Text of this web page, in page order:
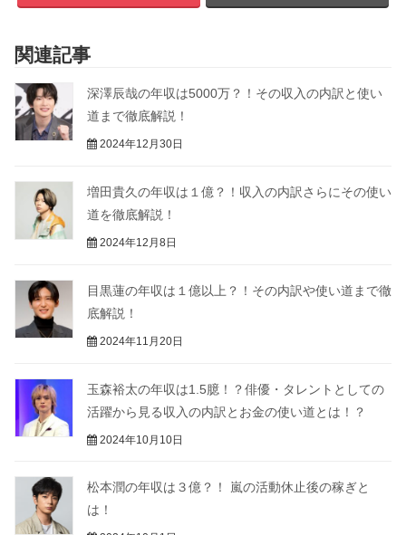
関連記事
深澤辰哉の年収は5000万？！その収入の内訳と使い
道まで徹底解説！
2024年12月30日
増田貴久の年収は１億？！収入の内訳さらにその使い
道を徹底解説！
2024年12月8日
目黒蓮の年収は１億以上？！その内訳や使い道まで徹
底解説！
2024年11月20日
玉森裕太の年収は1.5臆！？俳優・タレントとしての
活躍から見る収入の内訳とお金の使い道とは！？
2024年10月10日
松本潤の年収は３億？！ 嵐の活動休止後の稼ぎと
は！